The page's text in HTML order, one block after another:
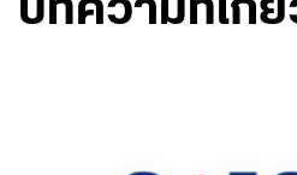
บทความที่เกี่